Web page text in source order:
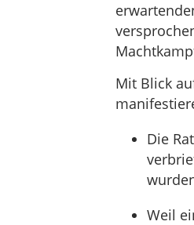
Mit Blick
Die
Weil